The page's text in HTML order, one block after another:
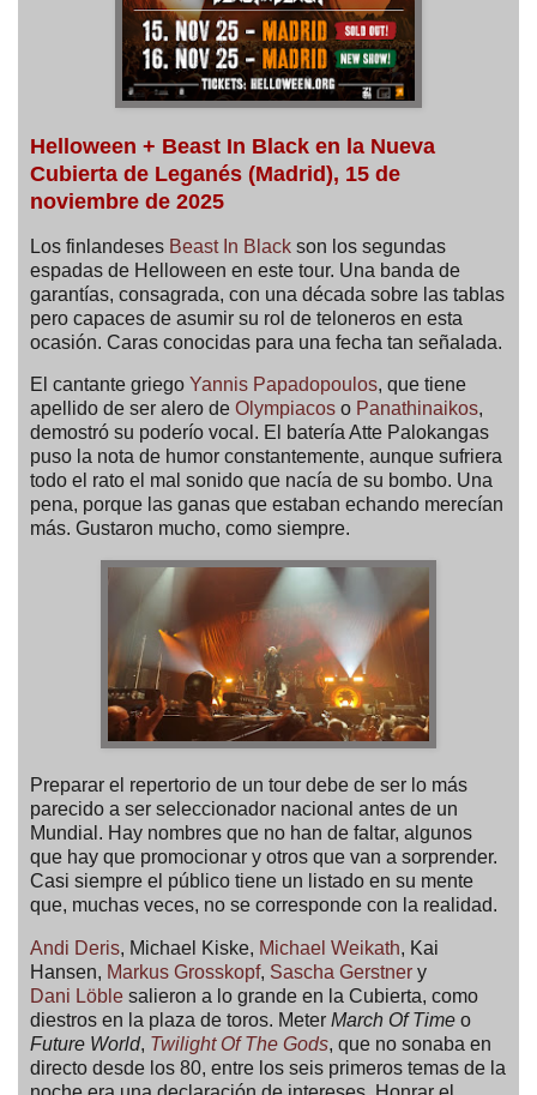
Helloween + Beast In Black en la Nueva
Cubierta de Leganés (Madrid), 15 de
noviembre de 2025
Los finlandeses Beast In Black son los segundas
espadas de Helloween en este tour. Una banda de
garantías, consagrada, con una década sobre las tablas
pero capaces de asumir su rol de teloneros en esta
ocasión. Caras conocidas para una fecha tan señalada.
El cantante griego Yannis Papadopoulos, que tiene
apellido de ser alero de Olympiacos o Panathinaikos,
demostró su poderío vocal. El batería Atte Palokangas
puso la nota de humor constantemente, aunque sufriera
todo el rato el mal sonido que nacía de su bombo. Una
pena, porque las ganas que estaban echando merecían
más. Gustaron mucho, como siempre.
Preparar el repertorio de un tour debe de ser lo más
parecido a ser seleccionador nacional antes de un
Mundial. Hay nombres que no han de faltar, algunos
que hay que promocionar y otros que van a sorprender.
Casi siempre el público tiene un listado en su mente
que, muchas veces, no se corresponde con la realidad.
Andi Deris, Michael Kiske, Michael Weikath, Kai
Hansen, Markus Grosskopf, Sascha Gerstner y
Dani Löble salieron a lo grande en la Cubierta, como
diestros en la plaza de toros. Meter March Of Time o
Future World, Twilight Of The Gods, que no sonaba en
directo desde los 80, entre los seis primeros temas de la